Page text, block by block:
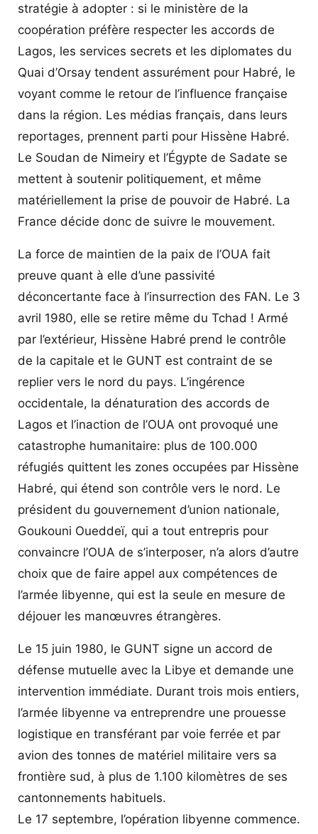
stratégie à adopter : si le ministère de la
coopération préfère respecter les accords de
Lagos, les services secrets et les diplomates du
Quai d’Orsay tendent assurément pour Habré, le
voyant comme le retour de l’influence française
dans la région. Les médias français, dans leurs
reportages, prennent parti pour Hissène Habré.
Le Soudan de Nimeiry et l’Égypte de Sadate se
mettent à soutenir politiquement, et même
matériellement la prise de pouvoir de Habré. La
France décide donc de suivre le mouvement.
La force de maintien de la paix de l’OUA fait
preuve quant à elle d’une passivité
déconcertante face à l’insurrection des FAN. Le 3
avril 1980, elle se retire même du Tchad ! Armé
par l’extérieur, Hissène Habré prend le contrôle
de la capitale et le GUNT est contraint de se
replier vers le nord du pays. L’ingérence
occidentale, la dénaturation des accords de
Lagos et l’inaction de l’OUA ont provoqué une
catastrophe humanitaire: plus de 100.000
réfugiés quittent les zones occupées par Hissène
Habré, qui étend son contrôle vers le nord. Le
président du gouvernement d’union nationale,
Goukouni Oueddeï, qui a tout entrepris pour
convaincre l’OUA de s’interposer, n’a alors d’autre
choix que de faire appel aux compétences de
l’armée libyenne, qui est la seule en mesure de
déjouer les manœuvres étrangères.
Le 15 juin 1980, le GUNT signe un accord de
défense mutuelle avec la Libye et demande une
intervention immédiate. Durant trois mois entiers,
l’armée libyenne va entreprendre une prouesse
logistique en transférant par voie ferrée et par
avion des tonnes de matériel militaire vers sa
frontière sud, à plus de 1.100 kilomètres de ses
cantonnements habituels.
Le 17 septembre, l’opération libyenne commence.